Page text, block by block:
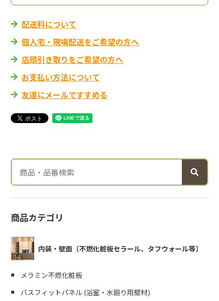
配送料について
個人宅・現場配送をご希望の方へ
店頭引き取りをご希望の方へ
お支払い方法について
友達にメールですすめる
商品カテゴリ
内装・壁面〔不燃化粧板セラール、タフウォール等〕
メラミン不燃化粧板
バスフィットパネル (浴室・水廻り用壁材)